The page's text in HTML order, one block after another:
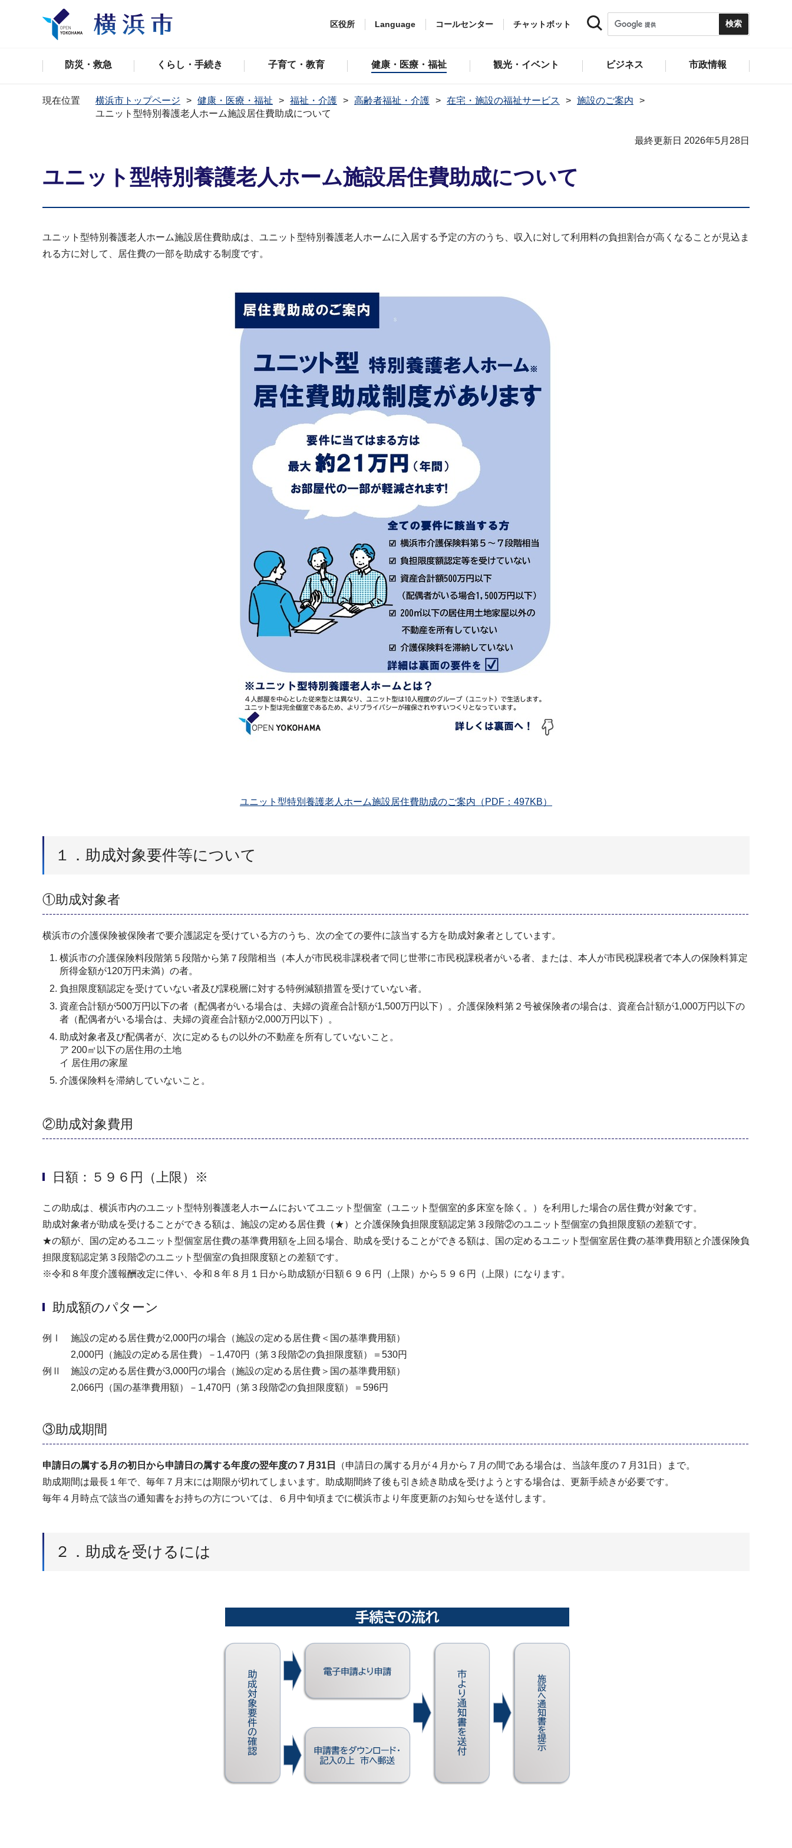
区役所 Language コールセンター チャットボット
防災・救急 くらし・手続き 子育て・教育 健康・医療・福祉 観光・イベント ビジネス 市政情報
現在位置 横浜市トップページ 健康・医療・福祉 福祉・介護 高齢者福祉・介護 在宅・施設の福祉サービス
施設のご案内
ユニット型特別養護老人ホーム施設居住費助成について
最終更新日 2026年5月28日
ユニット型特別養護老人ホーム施設居住費助成について
ユニット型特別養護老人ホーム施設居住費助成は、ユニット型特別養護老人ホームに入居する予定の方のうち、収入に対して利用料の負担割合が高くなることが見込ま
れる方に対して、居住費の一部を助成する制度です。
ユニット型特別養護老人ホーム施設居住費助成のご案内（PDF：497KB）
１．助成対象要件等について
①助成対象者
横浜市の介護保険被保険者で要介護認定を受けている方のうち、次の全ての要件に該当する方を助成対象者としています。
横浜市の介護保険料段階第５段階から第７段階相当（本人が市民税非課税者で同じ世帯に市民税課税者がいる者、または、本人が市民税課税者で本人の保険料算定
所得金額が120万円未満）の者。
負担限度額認定を受けていない者及び課税層に対する特例減額措置を受けていない者。
資産合計額が500万円以下の者（配偶者がいる場合は、夫婦の資産合計額が1,500万円以下）。介護保険料第２号被保険者の場合は、資産合計額が1,000万円以下の
者（配偶者がいる場合は、夫婦の資産合計額が2,000万円以下）。
助成対象者及び配偶者が、次に定めるもの以外の不動産を所有していないこと。
ア 200㎡以下の居住用の土地
イ 居住用の家屋
介護保険料を滞納していないこと。
②助成対象費用
日額：５９６円（上限）※
この助成は、横浜市内のユニット型特別養護老人ホームにおいてユニット型個室（ユニット型個室的多床室を除く。）を利用した場合の居住費が対象です。
助成対象者が助成を受けることができる額は、施設の定める居住費（★）と介護保険負担限度額認定第３段階②のユニット型個室の負担限度額の差額です。
★の額が、国の定めるユニット型個室居住費の基準費用額を上回る場合、助成を受けることができる額は、国の定めるユニット型個室居住費の基準費用額と介護保険負
担限度額認定第３段階②のユニット型個室の負担限度額との差額です。
※令和８年度介護報酬改定に伴い、令和８年８月１日から助成額が日額６９６円（上限）から５９６円（上限）になります。
助成額のパターン
例Ⅰ 施設の定める居住費が2,000円の場合（施設の定める居住費＜国の基準費用額）
2,000円（施設の定める居住費）－1,470円（第３段階②の負担限度額）＝530円
例Ⅱ 施設の定める居住費が3,000円の場合（施設の定める居住費＞国の基準費用額）
2,066円（国の基準費用額）－1,470円（第３段階②の負担限度額）＝596円
③助成期間
申請日の属する月の初日から申請日の属する年度の翌年度の７月31日
（申請日の属する月が４月から７月の間である場合は、当該年度の７月31日）まで。
助成期間は最長１年で、毎年７月末には期限が切れてしまいます。助成期間終了後も引き続き助成を受けようとする場合は、更新手続きが必要です。
毎年４月時点で該当の通知書をお持ちの方については、６月中旬頃までに横浜市より年度更新のお知らせを送付します。
２．助成を受けるには